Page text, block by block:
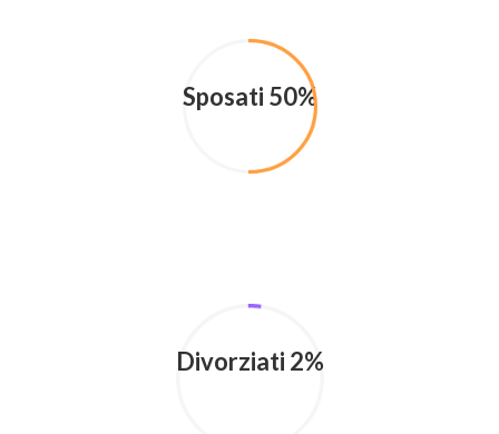
Sposati 50%
Divorziati 2%